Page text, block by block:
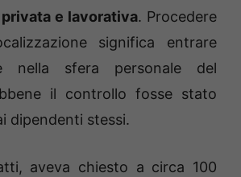
e lavorativa. Procedere
significa entrare
nella sfera personale del
il controllo fosse stato
dipendenti stessi.
aveva chiesto a circa 100